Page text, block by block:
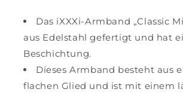
Das iXXXi-Armband „Classic
aus Edelstahl gefertigt und hat
Beschichtung.
Dieses Armband besteht aus
flachen Glied und ist mit einem